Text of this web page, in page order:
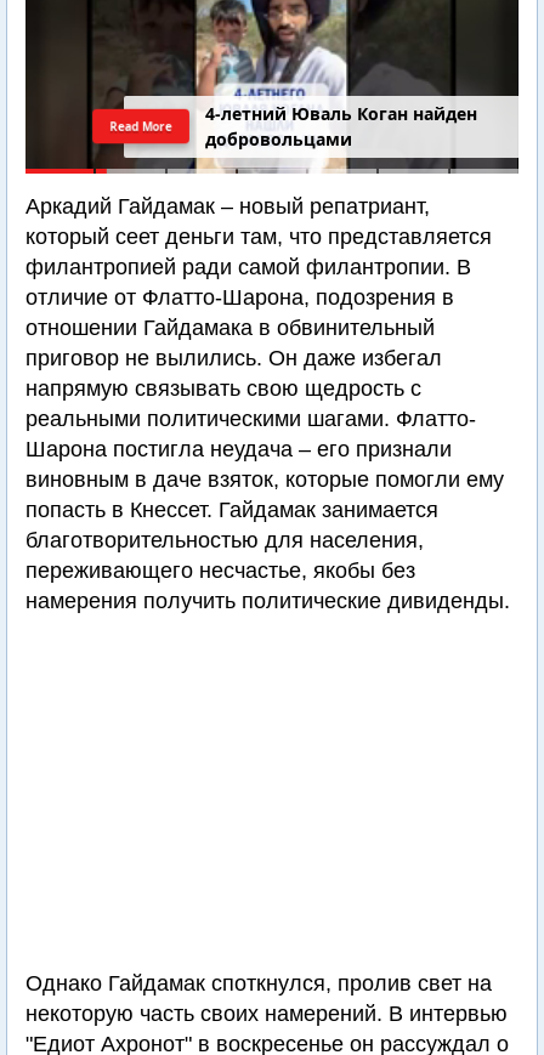
4-летний Юваль Коган найден
добровольцами
Read More
Аркадий Гайдамак – новый репатриант,
который сеет деньги там, что представляется
филантропией ради самой филантропии. В
отличие от Флатто-Шарона, подозрения в
отношении Гайдамака в обвинительный
приговор не вылились. Он даже избегал
напрямую связывать свою щедрость с
реальными политическими шагами. Флатто-
Шарона постигла неудача – его признали
виновным в даче взяток, которые помогли ему
попасть в Кнессет. Гайдамак занимается
благотворительностью для населения,
переживающего несчастье, якобы без
намерения получить политические дивиденды.
Однако Гайдамак споткнулся, пролив свет на
некоторую часть своих намерений. В интервью
"Едиот Ахронот" в воскресенье он рассуждал о